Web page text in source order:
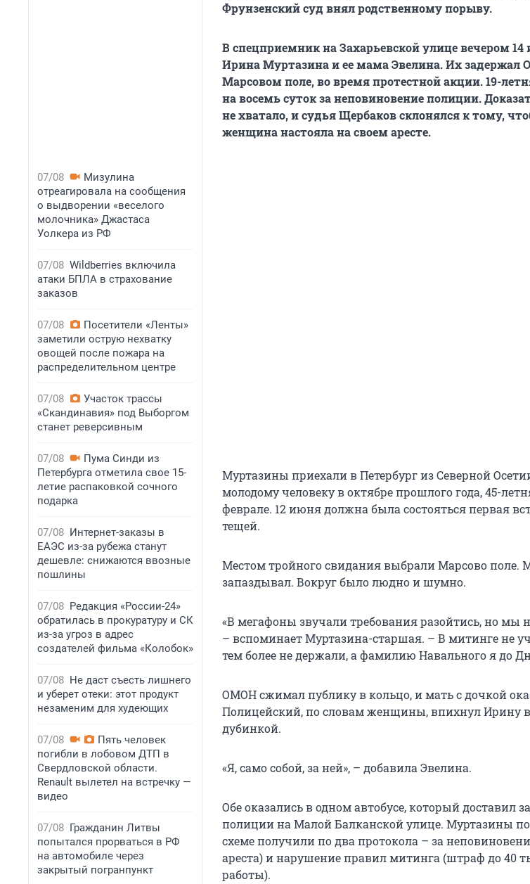
07/08
Мизулина
отреагировала на сообщения
о выдворении «веселого
молочника» Джастаса
Уолкера из РФ
07/08 Wildberries включила
атаки БПЛА в страхование
заказов
07/08
Посетители «Ленты»
заметили острую нехватку
овощей после пожара на
распределительном центре
07/08
Участок трассы
«Скандинавия» под Выборгом
станет реверсивным
07/08
Пума Синди из
Петербурга отметила свое 15-
летие распаковкой сочного
подарка
07/08 Интернет-заказы в
ЕАЭС из-за рубежа станут
дешевле: снижаются ввозные
пошлины
07/08 Редакция «России-24»
обратилась в прокуратуру и СК
из-за угроз в адрес
создателей фильма «Колобок»
07/08 Не даст съесть лишнего
и уберет отеки: этот продукт
незаменим для худеющих
07/08
Пять человек
погибли в лобовом ДТП в
Свердловской области.
Renault вылетел на встречку —
видео
07/08 Гражданин Литвы
попытался прорваться в РФ
на автомобиле через
закрытый погранпункт
Фрунзенский суд внял родственному порыву.
В спецприемник на Захарьевской улице вечером
Ирина Муртазина и ее мама Эвелина. Их задержал
Марсовом поле, во время протестной акции. 19-
на восемь суток за неповиновение полиции.
не хватало, и судья Щербаков склонялся к тому,
женщина настояла на своем аресте.
Муртазины приехали в Петербург из Северной
молодому человеку в октябре прошлого года, 45-
феврале. 12 июня должна была состояться первая
тещей.
Местом тройного свидания выбрали Марсово поле.
запаздывал. Вокруг было людно и шумно.
«В мегафоны звучали требования разойтись, но мы
– вспоминает Муртазина-старшая. – В митинге не
тем более не держали, а фамилию Навального я до
ОМОН сжимал публику в кольцо, и мать с дочкой
Полицейский, по словам женщины, впихнул Ирину
дубинкой.
«Я, само собой, за ней», – добавила Эвелина.
Обе оказались в одном автобусе, который доставил
полиции на Малой Балканской улице. Муртазины
схеме получили по два протокола – за
ареста) и нарушение правил митинга (штраф до 40
работы).